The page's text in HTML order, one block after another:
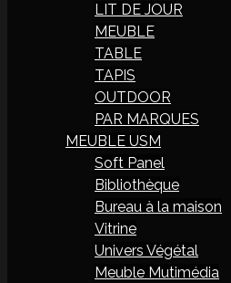
LIT DE JOUR
MEUBLE
TABLE
TAPIS
OUTDOOR
PAR MARQUES
MEUBLE USM
Soft Panel
Bibliothèque
Bureau à la maison
Vitrine
Univers Végétal
Meuble Mutimédia